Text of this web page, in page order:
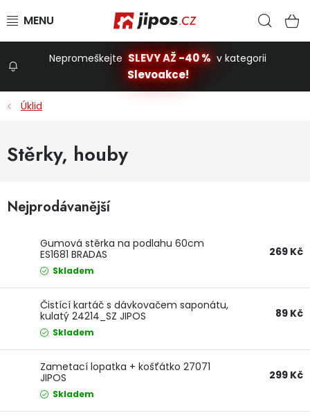
Domácnost
Dětská hřiště
Autodoplňky
Vánoce
Nepromeškejte SLEVY AŽ -40 % v kategorii
Slevoakce!
Úklid
Stěrky, houby
Nejprodávanější
Gumová stěrka na podlahu 60cm
ES1681 BRADAS
269 Kč
Skladem
Čistící kartáč s dávkovačem saponátu,
kulatý 24214_SZ JIPOS
89 Kč
Skladem
Zametací lopatka + košťátko 27071
JIPOS
299 Kč
Skladem